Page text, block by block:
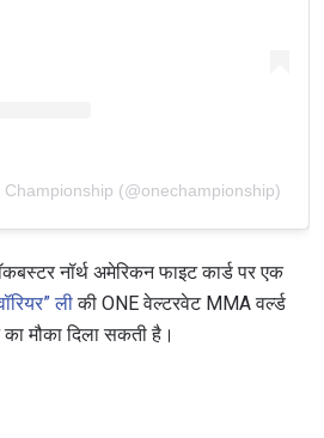
(@onechampionship)
नॉर्थ अमेरिकन फाइट कार्ड पर एक
लीकी ONE वेल्टरवेट MMA वर्ल्ड
मौका दिला सकती है।